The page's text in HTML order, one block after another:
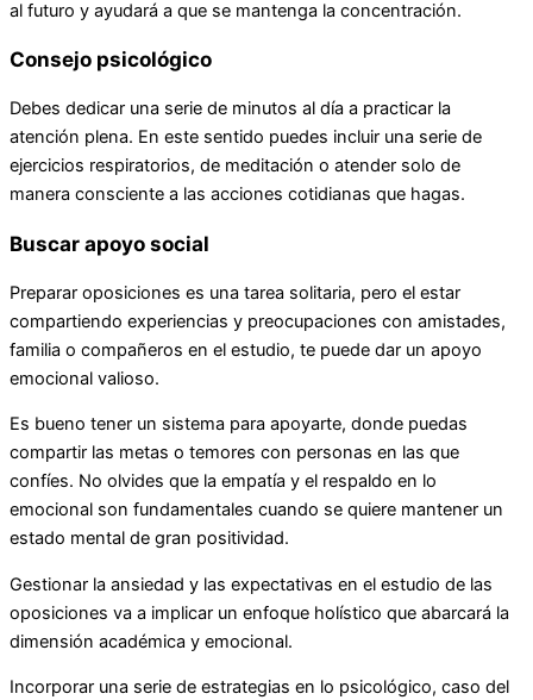
al futuro y ayudará a que se mantenga la concentración.
Consejo psicológico
Debes dedicar una serie de minutos al día a practicar la
atención plena. En este sentido puedes incluir una serie de
ejercicios respiratorios, de meditación o atender solo de
manera consciente a las acciones cotidianas que hagas.
Buscar apoyo social
Preparar oposiciones es una tarea solitaria, pero el estar
compartiendo experiencias y preocupaciones con amistades,
familia o compañeros en el estudio, te puede dar un apoyo
emocional valioso.
Es bueno tener un sistema para apoyarte, donde puedas
compartir las metas o temores con personas en las que
confíes. No olvides que la empatía y el respaldo en lo
emocional son fundamentales cuando se quiere mantener un
estado mental de gran positividad.
Gestionar la ansiedad y las expectativas en el estudio de las
oposiciones va a implicar un enfoque holístico que abarcará la
dimensión académica y emocional.
Incorporar una serie de estrategias en lo psicológico, caso del